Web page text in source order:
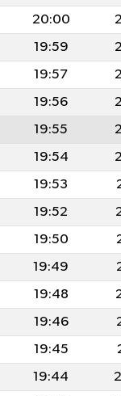
20:00
19:59
19:57
19:56
19:55
19:54
19:53
19:52
19:50
19:49
19:48
19:46
19:45
19:44